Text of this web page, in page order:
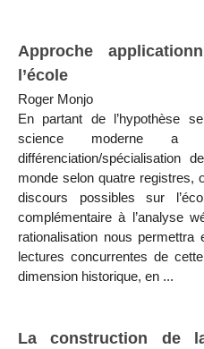
Approche
l’école
Roger Monjo
En partant de l’hypothèse
science moderne
différenciation/spécialisation
monde selon quatre registres,
discours possibles sur
complémentaire à l’analyse
rationalisation nous
lectures concurrentes de
dimension historique, en ...
La construction de